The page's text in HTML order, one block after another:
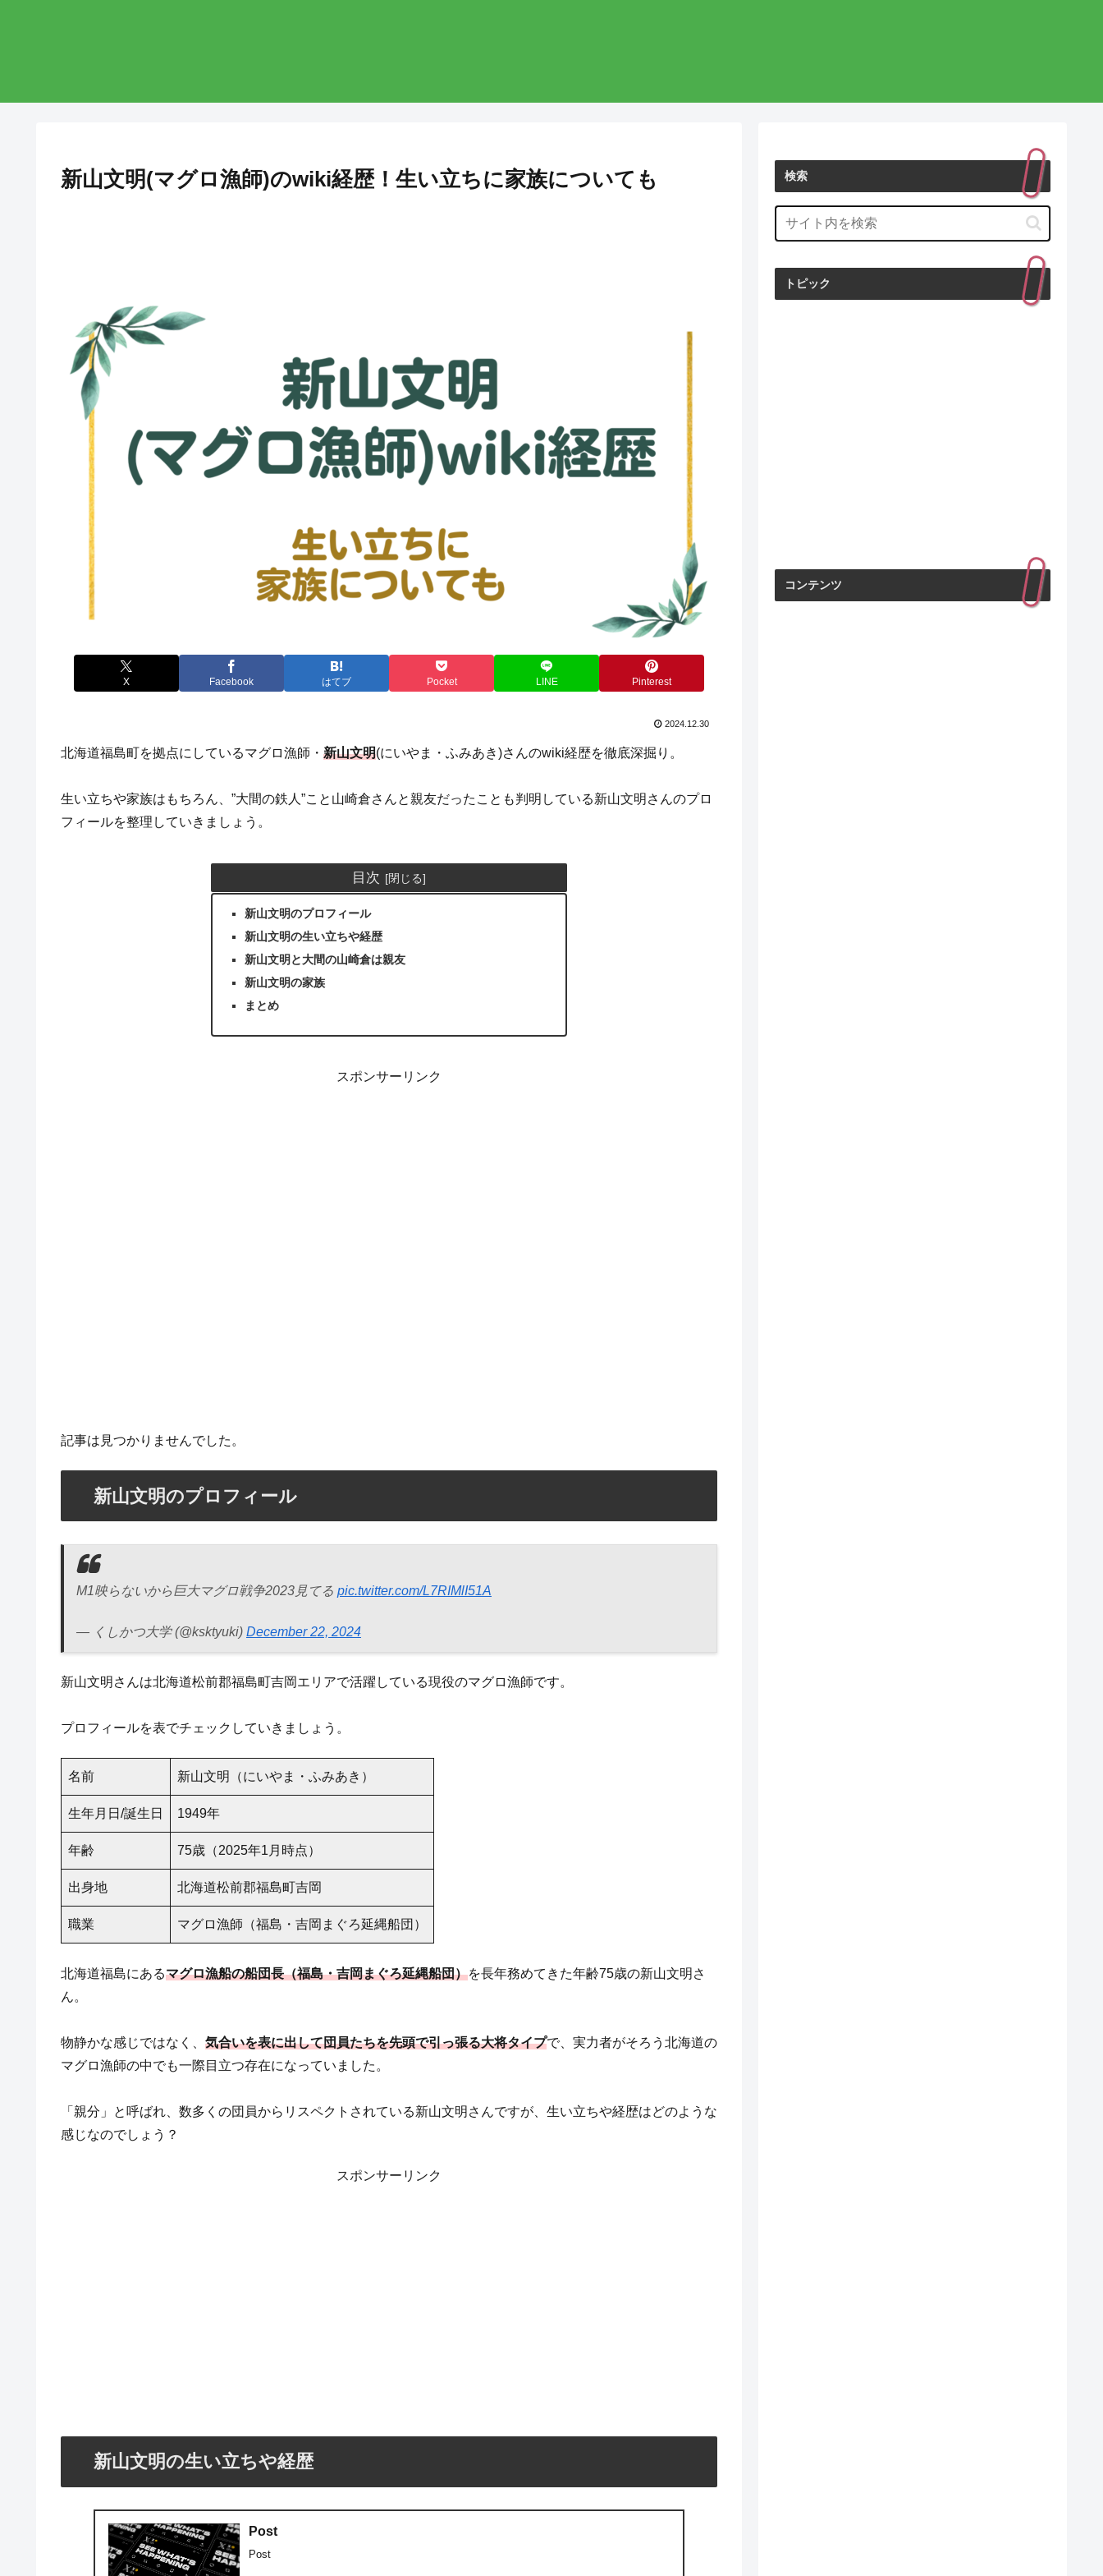
新山文明(マグロ漁師)のwiki経歴！生い立ちに家族についても
X Facebook はてブ Pocket LINE Pinterest
2024.12.30
北海道福島町を拠点にしているマグロ漁師・ 新山文明(にいやま・ふみあき)さんのwiki経歴を徹底深掘り。
生い立ちや家族はもちろん、”大間の鉄人”こと山崎倉さんと親友だったことも判明している新山文明さんのプロ
フィールを整理していきましょう。
目次
新山文明のプロフィール
新山文明の生い立ちや経歴
新山文明と大間の山崎倉は親友
新山文明の家族
まとめ
スポンサーリンク
記事は見つかりませんでした。
新山文明のプロフィール
M1映らないから巨大マグロ戦争2023見てる pic.twitter.com/L7RIMlI51A
— くしかつ大学 (@ksktyuki) December 22, 2024
新山文明さんは北海道松前郡福島町吉岡エリアで活躍している現役のマグロ漁師です。
プロフィールを表でチェックしていきましょう。
名前 新山文明（にいやま・ふみあき）
生年月日/誕生日 1949年
年齢 75歳（2025年1月時点）
出身地 北海道松前郡福島町吉岡
職業 マグロ漁師（福島・吉岡まぐろ延縄船団）
北海道福島にあるマグロ漁船の船団長（福島・吉岡まぐろ延縄船団）を長年務めてきた年齢75歳の新山文明さ
ん。
物静かな感じではなく、 気合いを表に出して団員たちを先頭で引っ張る大将タイプで、実力者がそろう北海道の
マグロ漁師の中でも一際目立つ存在になっていました。
「親分」と呼ばれ、数多くの団員からリスペクトされている新山文明さんですが、生い立ちや経歴はどのような
感じなのでしょう？
スポンサーリンク
新山文明の生い立ちや経歴
Post
Post
検索
トピック
コンテンツ